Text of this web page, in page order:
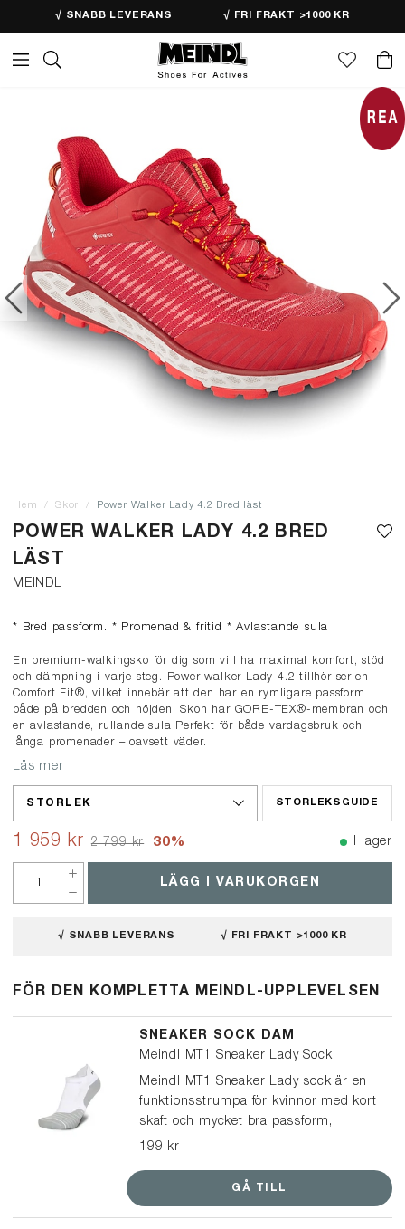
√ SNABB LEVERANS √ FRI FRAKT >1000 KR
Hem Skor Power Walker Lady 4.2 Bred läst
POWER WALKER LADY 4.2 BRED
LÄST
MEINDL
* Bred passform. * Promenad & fritid * Avlastande sula
En premium-walkingsko för dig som vill ha maximal komfort, stöd
och dämpning i varje steg. Power walker Lady 4.2 tillhör serien
Comfort Fit®, vilket innebär att den har en rymligare passform
både på bredden och höjden. Skon har GORE-TEX®-membran och
en avlastande, rullande sula Perfekt för både vardagsbruk och
långa promenader – oavsett väder.
Läs mer
STORLEKSGUIDE
STORLEK
1 959 kr 2 799 kr 30% I lager
LÄGG I VARUKORGEN
√ SNABB LEVERANS √ FRI FRAKT >1000 KR
FÖR DEN KOMPLETTA MEINDL-UPPLEVELSEN
SNEAKER SOCK DAM
Meindl MT1 Sneaker Lady Sock
Meindl MT1 Sneaker Lady sock är en
funktionsstrumpa för kvinnor med kort
skaft och mycket bra passform,
lämplig för promenadskor och
199 kr
GÅ TILL